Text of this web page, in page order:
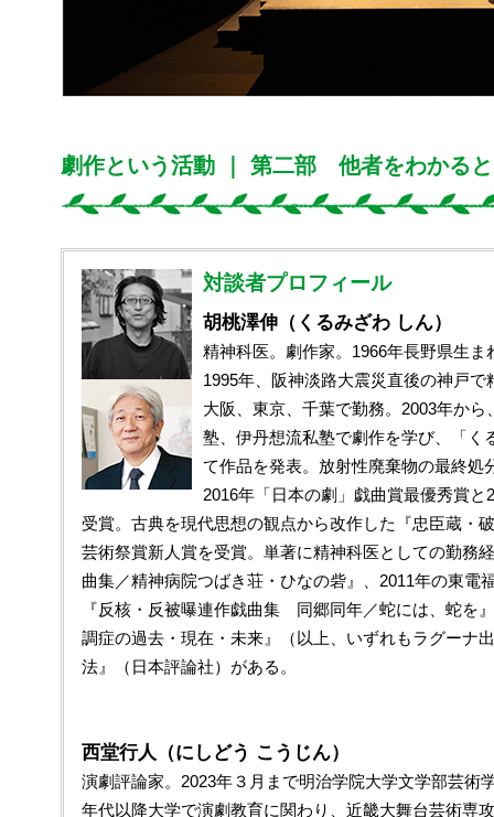
劇作という活動 ｜ 第二部 他者をわかる
対談者プロフィール
胡桃澤伸（くるみざわ しん）
精神科医。劇作家。1966年長野県生ま
1995年、阪神淡路大震災直後の神戸
大阪、東京、千葉で勤務。2003年か
塾、伊丹想流私塾で劇作を学び、「く
て作品を発表。放射性廃棄物の最終処
2016年「日本の劇」戯曲賞最優秀賞
受賞。古典を現代思想の観点から改作した『忠臣蔵
芸術祭賞新人賞を受賞。単著に精神科医としての勤務
曲集／精神病院つばき荘・ひなの砦』、2011年の東電
『反核・反被曝連作戯曲集 同郷同年／蛇には、蛇を
調症の過去・現在・未来』（以上、いずれもラグーナ
法』（日本評論社）がある。
西堂行人（にしどう こうじん）
演劇評論家。2023年３月まで明治学院大学文学部芸術
年代以降大学で演劇教育に関わり、近畿大舞台芸術専